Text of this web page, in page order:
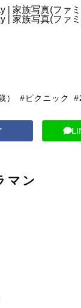
） #ピクニック
マン